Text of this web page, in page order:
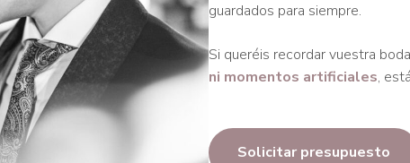
guardados para siempre.
Si queréis recordar vuestra
ni momentos artificiales,
Solicitar presupuesto